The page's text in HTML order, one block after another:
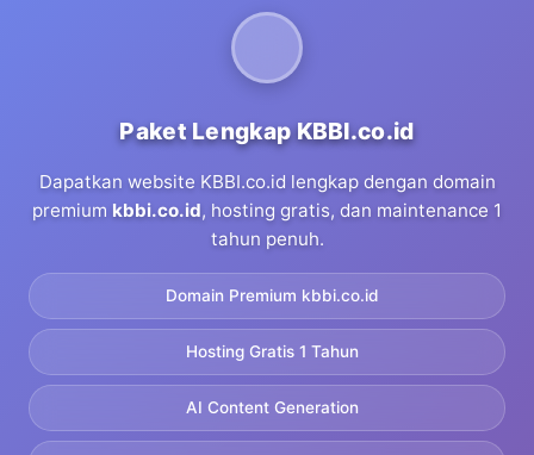
Paket Lengkap KBBI.co.id
Dapatkan website KBBI.co.id lengkap dengan domain
premium kbbi.co.id, hosting gratis, dan maintenance 1
tahun penuh.
Domain Premium kbbi.co.id
Hosting Gratis 1 Tahun
AI Content Generation